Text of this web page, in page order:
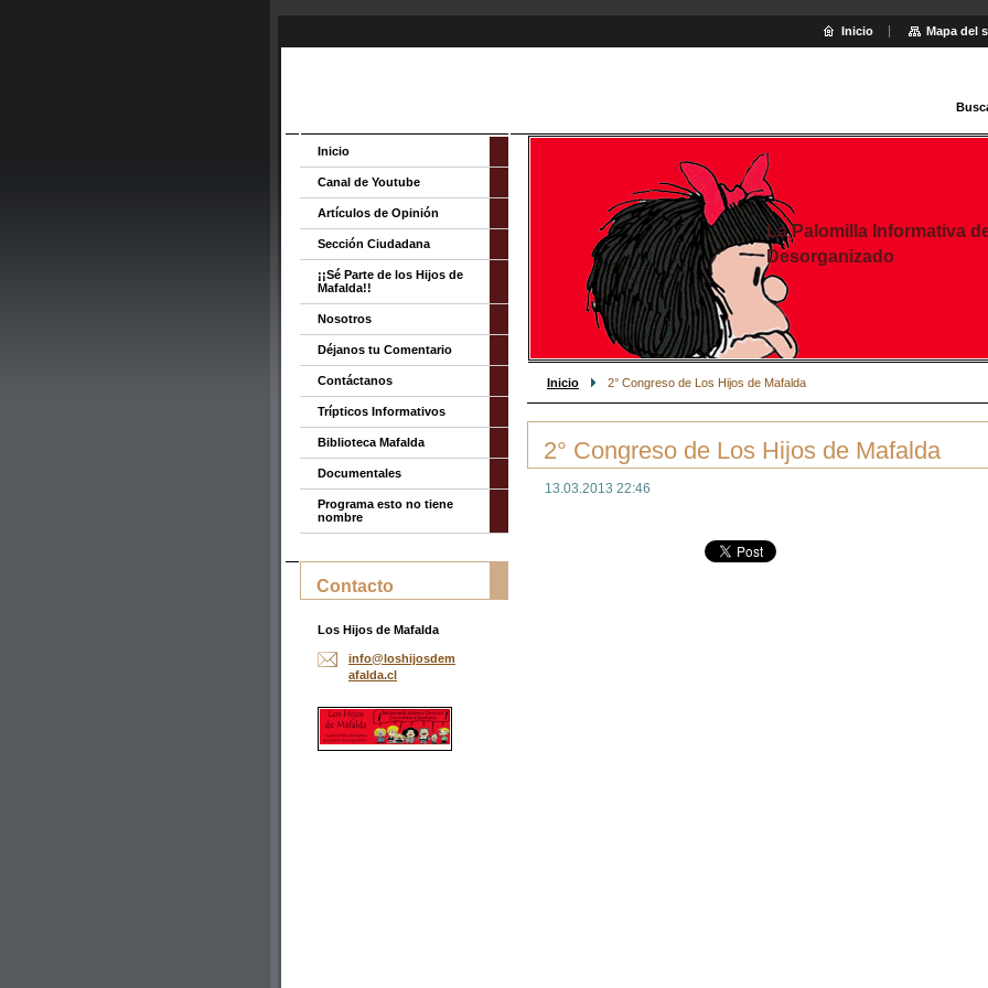
La Palomilla Informativa
Desorganizado
Inicio 2° Congreso de Los Hijos de Mafalda
2° Congreso de Los Hijos de Mafalda
13.03.2013 22:46
Inicio
Canal de Youtube
Artículos de Opinión
Sección Ciudadana
¡¡Sé Parte de los Hijos de
Mafalda!!
Nosotros
Déjanos tu Comentario
Contáctanos
Trípticos Informativos
Biblioteca Mafalda
Documentales
Programa esto no tiene
nombre
Contacto
Los Hijos de Mafalda
info@loshijosdem
afalda.cl
Inicio Mapa del